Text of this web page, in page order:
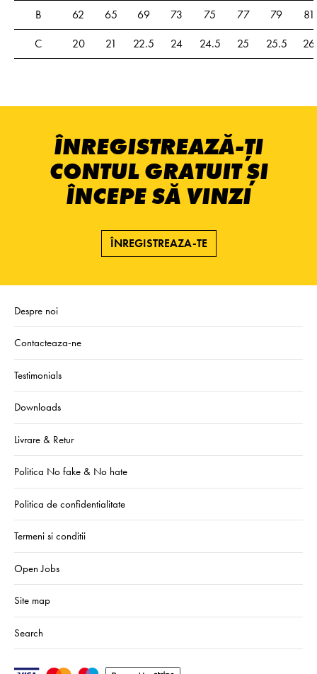
B
62 65 69 73 75 77 79
81
C
20 21 22.5 24 24.5 25 25.5 26
ÎNREGISTREAZĂ-ȚI
CONTUL GRATUIT ȘI
ÎNCEPE SĂ VINZI
ÎNREGISTREAZA-TE
Despre noi
Contacteaza-ne
Testimonials
Downloads
Livrare & Retur
Politica No fake & No hate
Politica de confidentialitate
Termeni si conditii
Open Jobs
Site map
Search